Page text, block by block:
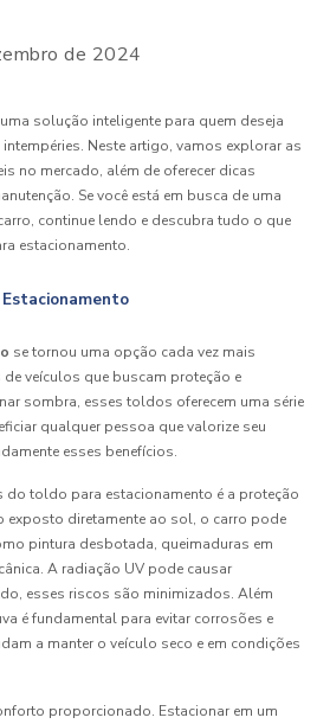
de 2024
solução inteligente para quem deseja
Neste artigo, vamos explorar as
no mercado, além de oferecer dicas
Se você está em busca de uma
continue lendo e descubra tudo o que
estacionamento.
se tornou uma opção cada vez mais
veículos que buscam proteção e
sombra, esses toldos oferecem uma série
qualquer pessoa que valorize seu
esses benefícios.
do toldo para estacionamento é a proteção
exposto diretamente ao sol, o carro pode
pintura desbotada, queimaduras em
A radiação UV pode causar
esses riscos são minimizados. Além
é fundamental para evitar corrosões e
a manter o veículo seco e em condições
proporcionado. Estacionar em um